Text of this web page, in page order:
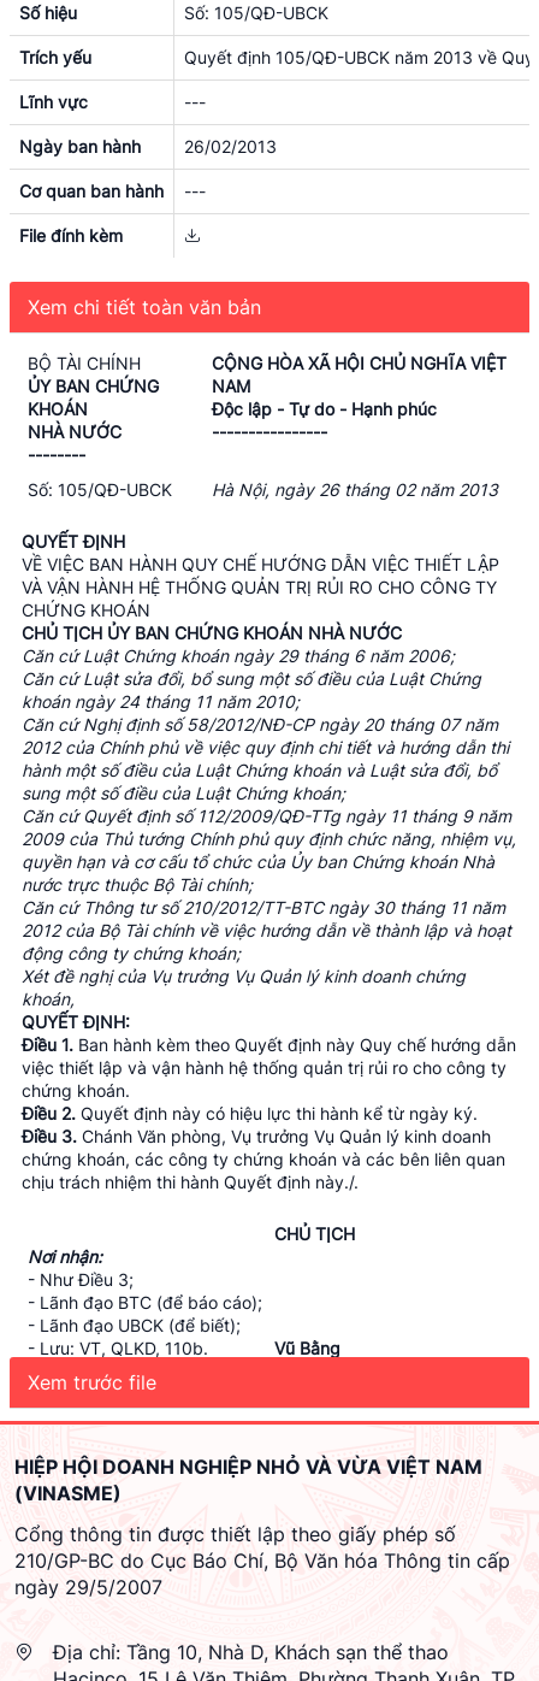
Số hiệu Số: 105/QĐ-UBCK
Trích yếu Quyết định 105/QĐ-UBCK năm 2013 về
Lĩnh vực ---
Ngày ban hành 26/02/2013
Cơ quan ban hành ---
File đính kèm
Xem chi tiết toàn văn bản
BỘ TÀI CHÍNH
ỦY BAN CHỨNG
KHOÁN
NHÀ NƯỚC
--------
CỘNG HÒA XÃ HỘI CHỦ NGHĨA VIỆT
NAM
Độc lập - Tự do - Hạnh phúc
----------------
Số: 105/QĐ-UBCK Hà Nội, ngày 26 tháng 02 năm 2013
QUYẾT ĐỊNH
VỀ VIỆC BAN HÀNH QUY CHẾ HƯỚNG DẪN VIỆC THIẾT LẬP
VÀ VẬN HÀNH HỆ THỐNG QUẢN TRỊ RỦI RO CHO CÔNG TY
CHỨNG KHOÁN
CHỦ TỊCH ỦY BAN CHỨNG KHOÁN NHÀ NƯỚC
Căn cứ Luật Chứng khoán ngày 29 tháng 6 năm 2006;
Căn cứ Luật sửa đổi, bổ sung một số điều của Luật Chứng
khoán ngày 24 tháng 11 năm 2010;
Căn cứ Nghị định số 58/2012/NĐ-CP ngày 20 tháng 07 năm
2012 của Chính phủ về việc quy định chi tiết và hướng dẫn thi
hành một số điều của Luật Chứng khoán và Luật sửa đổi, bổ
sung một số điều của Luật Chứng khoán;
Căn cứ Quyết định số 112/2009/QĐ-TTg ngày 11 tháng 9 năm
2009 của Thủ tướng Chính phủ quy định chức năng, nhiệm vụ,
quyền hạn và cơ cấu tổ chức của Ủy ban Chứng khoán Nhà
nước trực thuộc Bộ Tài chính;
Căn cứ Thông tư số 210/2012/TT-BTC ngày 30 tháng 11 năm
2012 của Bộ Tài chính về việc hướng dẫn về thành lập và hoạt
động công ty chứng khoán;
Xét đề nghị của Vụ trưởng Vụ Quản lý kinh doanh chứng
khoán,
QUYẾT ĐỊNH:
Điều 1. Ban hành kèm theo Quyết định này Quy chế hướng dẫn
việc thiết lập và vận hành hệ thống quản trị rủi ro cho công ty
chứng khoán.
Điều 2. Quyết định này có hiệu lực thi hành kể từ ngày ký.
Điều 3. Chánh Văn phòng, Vụ trưởng Vụ Quản lý kinh doanh
chứng khoán, các công ty chứng khoán và các bên liên quan
chịu trách nhiệm thi hành Quyết định này./.
Nơi nhận:
- Như Điều 3;
- Lãnh đạo BTC (để báo cáo);
- Lãnh đạo UBCK (để biết);
- Lưu: VT, QLKD, 110b.
CHỦ TỊCH
Vũ Bằng
HƯỚNG DẪN VIỆC THIẾT LẬP VÀ VẬN HÀNH HỆ THỐNG
(Ban hành kèm theo Quyết định sổ 105/QĐ-UBCK ngày 26
tháng 02 năm 2013 của Chủ tịch Ủy ban Chứng khoán Nhà
Chương 1.
QUY ĐỊNH CHUNG
Điều 1. Phạm vi và đối tượng điều chỉnh
1. Phạm vi điều chỉnh: Quy chế này hướng dẫn thiết lập và vận
chứng khoán.
2. Đối tượng điều chỉnh: Công ty chứng khoán và tổ chức, cá
Xem trước file
HIỆP HỘI DOANH NGHIỆP NHỎ VÀ VỪA VIỆT NAM
(VINASME)
Cổng thông tin được thiết lập theo giấy phép số
210/GP-BC do Cục Báo Chí, Bộ Văn hóa Thông tin cấp
ngày 29/5/2007
Địa chỉ: Tầng 10, Nhà D, Khách sạn thể thao